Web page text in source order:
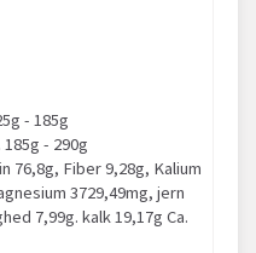
- 185g
- 290g
76,8g, Fiber 9,28g, Kalium
3729,49mg, jern
7,99g. kalk 19,17g Ca.